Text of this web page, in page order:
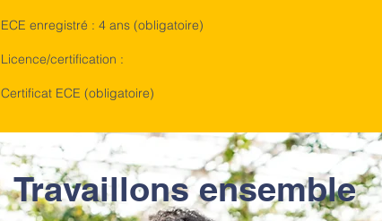
ECE enregistré : 4 ans (obligatoire)
Licence/certification :
Certificat ECE (obligatoire)
Travaillons ensemble